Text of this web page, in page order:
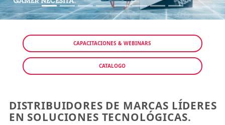
CAPACITACIONES & WEBINARS
CATALOGO
DISTRIBUIDORES DE MARCAS LÍDERES
EN SOLUCIONES TECNOLÓGICAS.